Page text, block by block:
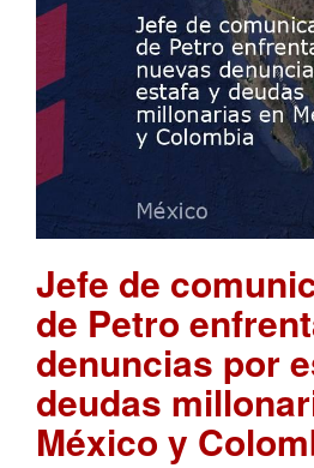
Jefe de
de Petro
denuncias por
deudas
México y